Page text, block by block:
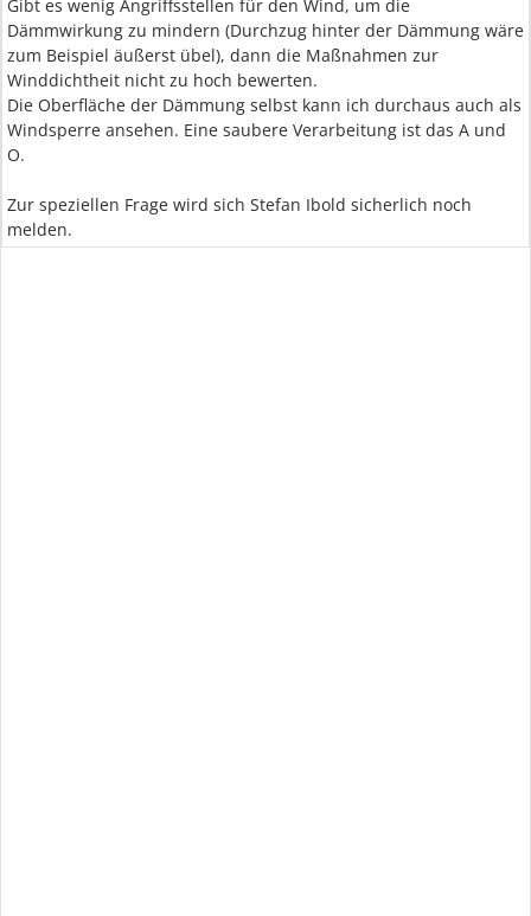
Gibt es wenig Angriffsstellen für den Wind, um die
Dämmwirkung zu mindern (Durchzug hinter der Dämmung wäre
zum Beispiel äußerst übel), dann die Maßnahmen zur
Winddichtheit nicht zu hoch bewerten.
Die Oberfläche der Dämmung selbst kann ich durchaus auch als
Windsperre ansehen. Eine saubere Verarbeitung ist das A und
O.
Zur speziellen Frage wird sich Stefan Ibold sicherlich noch
melden.